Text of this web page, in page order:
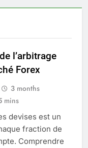
l’arbitrage
Forex
3 months
mins
devises est un
fraction de
Comprendre